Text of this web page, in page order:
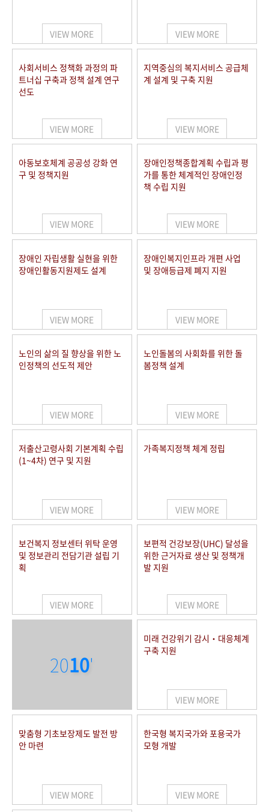
VIEW MORE VIEW MORE
사회서비스 정책화 과정의 파
트너십 구축과 정책 설계 연구
선도
VIEW MORE
지역중심의 복지서비스 공급체
계 설계 및 구축 지원
VIEW MORE
아동보호체계 공공성 강화 연
구 및 정책지원
VIEW MORE
장애인정책종합계획 수립과 평
가를 통한 체계적인 장애인정
책 수립 지원
VIEW MORE
장애인 자립생활 실현을 위한
장애인활동지원제도 설계
VIEW MORE
장애인복지인프라 개편 사업
및 장애등급제 폐지 지원
VIEW MORE
노인의 삶의 질 향상을 위한 노
인정책의 선도적 제안
VIEW MORE
노인돌봄의 사회화를 위한 돌
봄정책 설계
VIEW MORE
저출산고령사회 기본계획 수립
(1~4차) 연구 및 지원
VIEW MORE
가족복지정책 체계 정립
VIEW MORE
보건복지 정보센터 위탁 운영
및 정보관리 전담기관 설립 기
획
VIEW MORE
보편적 건강보장(UHC) 달성을
위한 근거자료 생산 및 정책개
발 지원
VIEW MORE
2010'
미래 건강위기 감시‧대응체계
구축 지원
VIEW MORE
맞춤형 기초보장제도 발전 방
안 마련
VIEW MORE
한국형 복지국가와 포용국가
모형 개발
VIEW MORE